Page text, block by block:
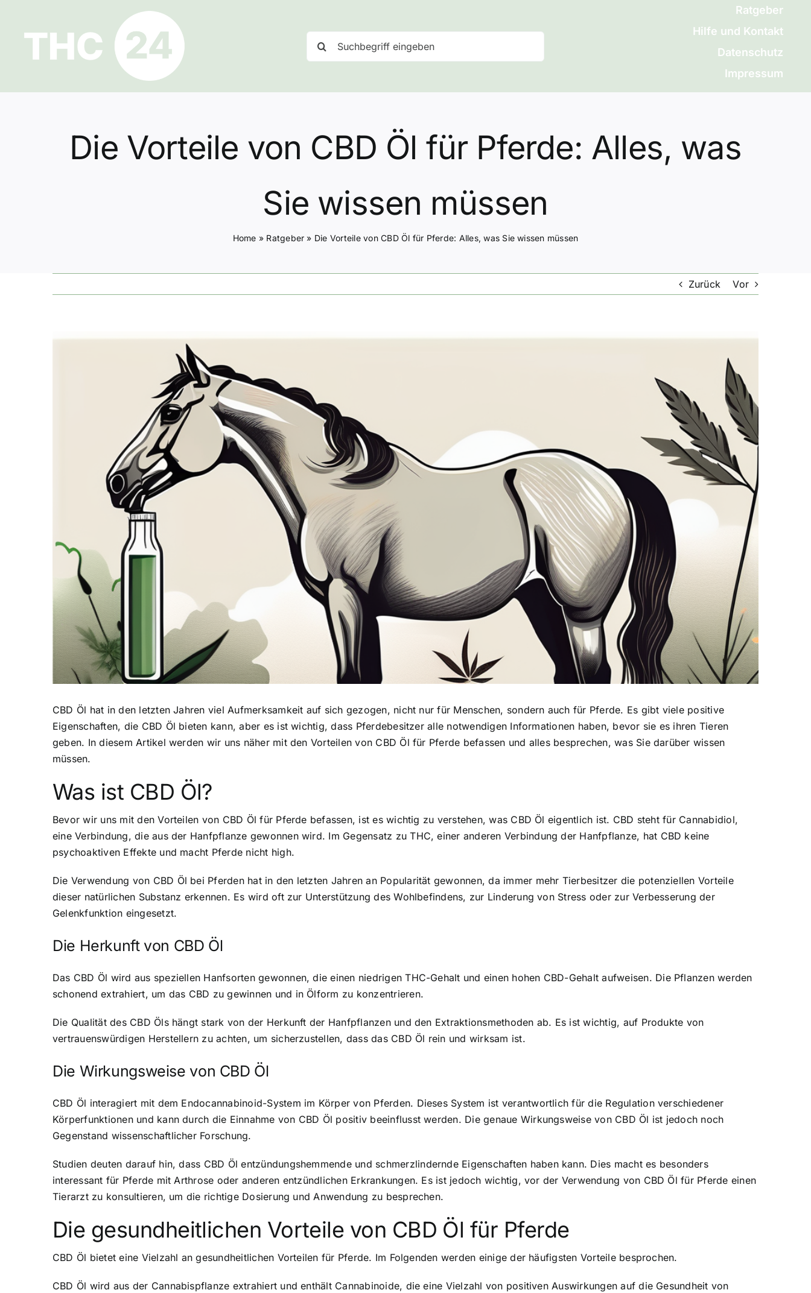
springen
nach:
Ratgeber
Hilfe und Kontakt
Datenschutz
Impressum
Die Vorteile von CBD Öl für Pferde: Alles, was
Sie wissen müssen
Home » Ratgeber » Die Vorteile von CBD Öl für Pferde: Alles, was Sie wissen müssen
Zurück Vor
Zeige
CBD Öl hat in den letzten Jahren viel Aufmerksamkeit auf sich gezogen, nicht nur für Menschen, sondern auch für Pferde. Es gibt viele positive
Eigenschaften, die CBD Öl bieten kann, aber es ist wichtig, dass Pferdebesitzer alle notwendigen Informationen haben, bevor sie es ihren Tieren
geben. In diesem Artikel werden wir uns näher mit den Vorteilen von CBD Öl für Pferde befassen und alles besprechen, was Sie darüber wissen
müssen.
Was ist CBD Öl?
Bevor wir uns mit den Vorteilen von CBD Öl für Pferde befassen, ist es wichtig zu verstehen, was CBD Öl eigentlich ist. CBD steht für Cannabidiol,
eine Verbindung, die aus der Hanfpflanze gewonnen wird. Im Gegensatz zu THC, einer anderen Verbindung der Hanfpflanze, hat CBD keine
psychoaktiven Effekte und macht Pferde nicht high.
Die Verwendung von CBD Öl bei Pferden hat in den letzten Jahren an Popularität gewonnen, da immer mehr Tierbesitzer die potenziellen Vorteile
dieser natürlichen Substanz erkennen. Es wird oft zur Unterstützung des Wohlbefindens, zur Linderung von Stress oder zur Verbesserung der
Gelenkfunktion eingesetzt.
Die Herkunft von CBD Öl
Das CBD Öl wird aus speziellen Hanfsorten gewonnen, die einen niedrigen THC-Gehalt und einen hohen CBD-Gehalt aufweisen. Die Pflanzen werden
schonend extrahiert, um das CBD zu gewinnen und in Ölform zu konzentrieren.
Die Qualität des CBD Öls hängt stark von der Herkunft der Hanfpflanzenund den Extraktionsmethoden ab. Es ist wichtig, auf Produkte von
vertrauenswürdigen Herstellern zu achten, um sicherzustellen, dass das CBD Öl rein und wirksam ist.
Die Wirkungsweise von CBD Öl
CBD Öl interagiert mit dem Endocannabinoid-System im Körper von Pferden. Dieses System ist verantwortlich für die Regulation verschiedener
Körperfunktionen und kann durch die Einnahme von CBD Öl positiv beeinflusst werden. Die genaue Wirkungsweise von CBD Öl ist jedoch noch
Gegenstand wissenschaftlicher Forschung.
Studien deuten darauf hin, dass CBD Öl entzündungshemmende und schmerzlindernde Eigenschaften haben kann. Dies macht es besonders
interessant für Pferde mit Arthrose oder anderen entzündlichen Erkrankungen. Es ist jedoch wichtig, vor der Verwendung von CBD Öl für Pferde einen
Tierarzt zu konsultieren, um die richtige Dosierung und Anwendung zu besprechen.
Die gesundheitlichen Vorteile von CBD Öl für Pferde
CBD Öl bietet eine Vielzahl an gesundheitlichen Vorteilen für Pferde. Im Folgenden werden einige der häufigsten Vorteile besprochen.
CBD Öl wird aus der Cannabispflanze extrahiert und enthält Cannabinoide, die eine Vielzahl von positiven Auswirkungen auf die Gesundheit von